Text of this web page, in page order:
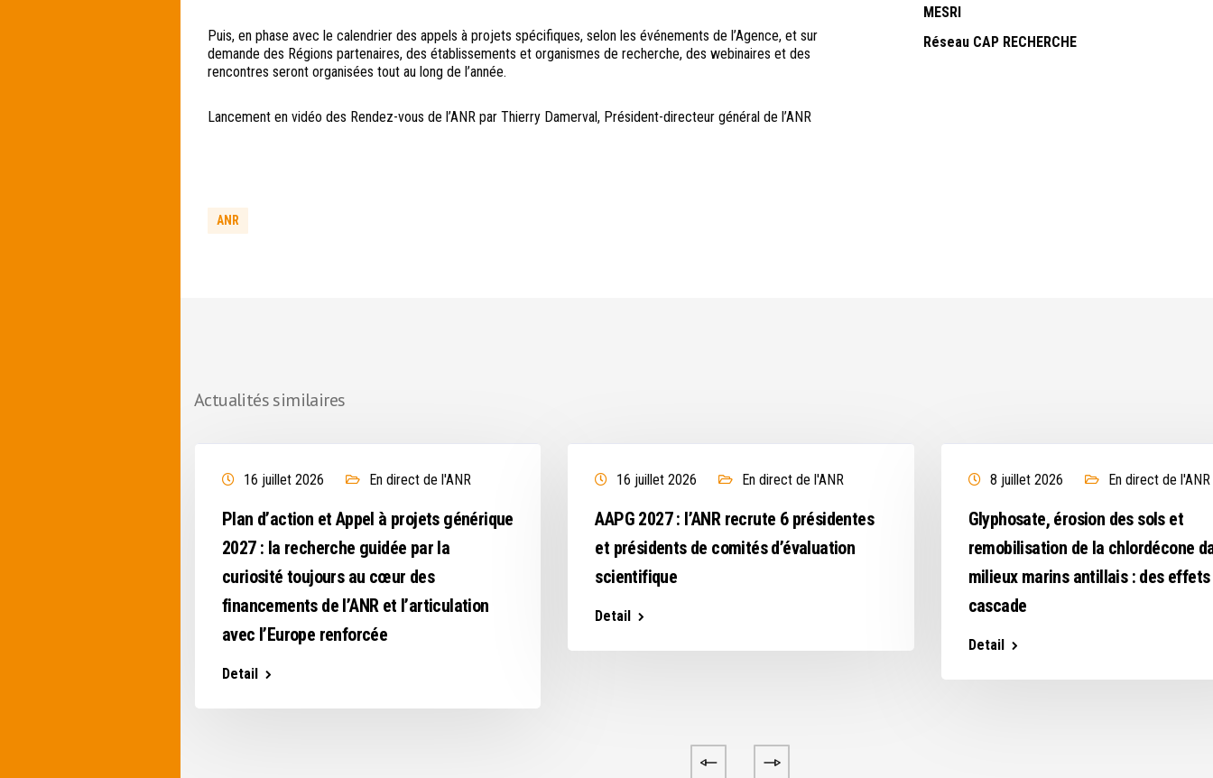
Puis, en phase avec le calendrier des appels à projets spécifiques, selon les événements de l’Agence, et sur
demande des Régions partenaires, des établissements et organismes de recherche, des webinaires et des
rencontres seront organisées tout au long de l’année.
Lancement en vidéo des Rendez-vous de l’ANR par Thierry Damerval, Président-directeur général de l’ANR
ANR
MESRI
Réseau CAP RECHERCHE
Actualités similaires
16 juillet 2026 En direct de l'ANR
Plan d’action et Appel à projets générique
2027 : la recherche guidée par la
curiosité toujours au cœur des
financements de l’ANR et l’articulation
avec l’Europe renforcée
Detail
16 juillet 2026 En direct de l'ANR
AAPG 2027 : l’ANR recrute 6 présidentes
et présidents de comités d’évaluation
scientifique
Detail
8 juillet 2026 En direct de l'ANR
Glyphosate, érosion des sols et
remobilisation de la chlordécone
milieux marins antillais : des effets
cascade
Detail